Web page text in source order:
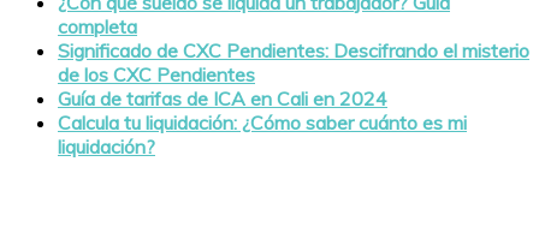
completa
Significado de CXC Pendientes: Descifrando el misterio
de los CXC Pendientes
Guía de tarifas de ICA en Cali en 2024
Calcula tu liquidación: ¿Cómo saber cuánto es mi
liquidación?